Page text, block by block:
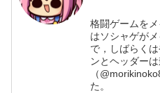
格闘ゲームを
はソシャゲが
で，しばらく
ンとヘッダー
（
た。